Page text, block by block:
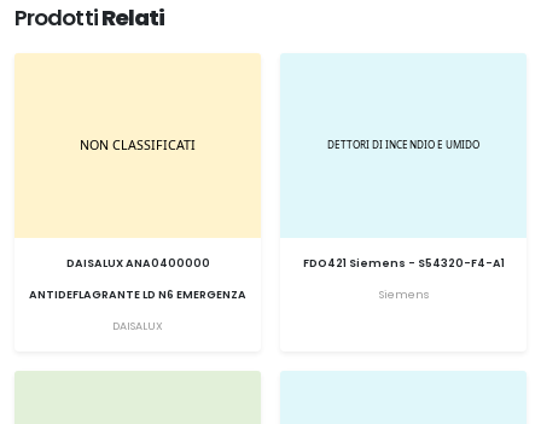
ProdottiRelati
DAISALUX ANA0400000
ANTIDEFLAGRANTE LD N6 EMERGENZA
DAISALUX
FDO421 Siemens - S54320-F4-A1
Siemens